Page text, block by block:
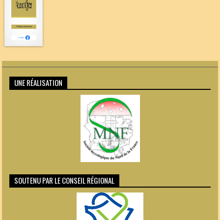
UNE RÉALISATION
SOUTENU PAR LE CONSEIL RÉGIONAL